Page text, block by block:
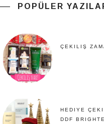
POPÜLER
ÇEKILIŞ
HEDIYE
DDF